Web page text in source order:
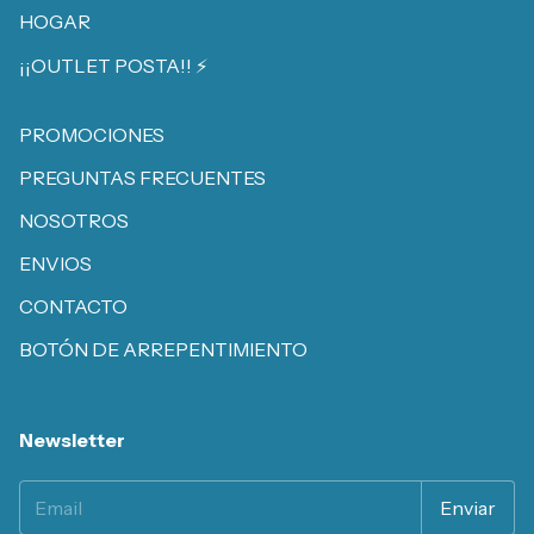
HOGAR
¡¡OUTLET POSTA!! ⚡️
PROMOCIONES
PREGUNTAS FRECUENTES
NOSOTROS
ENVIOS
CONTACTO
BOTÓN DE ARREPENTIMIENTO
Newsletter